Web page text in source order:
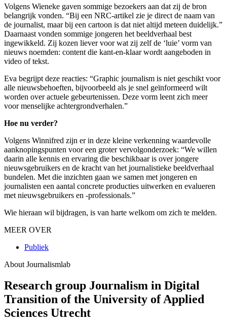
Volgens Wieneke gaven sommige bezoekers aan dat zij de bron
belangrijk vonden. “Bij een NRC-artikel zie je direct de naam van
de journalist, maar bij een cartoon is dat niet altijd meteen duidelijk.”
Daarnaast vonden sommige jongeren het beeldverhaal best
ingewikkeld. Zij kozen liever voor wat zij zelf de ‘luie’ vorm van
nieuws noemden: content die kant-en-klaar wordt aangeboden in
video of tekst.
Eva begrijpt deze reacties: “Graphic journalism is niet geschikt voor
alle nieuwsbehoeften, bijvoorbeeld als je snel geïnformeerd wilt
worden over actuele gebeurtenissen. Deze vorm leent zich meer
voor menselijke achtergrondverhalen.”
Hoe nu verder?
Volgens Winnifred zijn er in deze kleine verkenning waardevolle
aanknopingspunten voor een groter vervolgonderzoek: “We willen
daarin alle kennis en ervaring die beschikbaar is over jongere
nieuwsgebruikers en de kracht van het journalistieke beeldverhaal
bundelen. Met die inzichten gaan we samen met jongeren en
journalisten een aantal concrete producties uitwerken en evalueren
met nieuwsgebruikers en -professionals.”
Wie hieraan wil bijdragen, is van harte welkom om zich te melden.
MEER OVER
Publiek
About Journalismlab
Research group Journalism in Digital
Transition of the University of Applied
Sciences Utrecht